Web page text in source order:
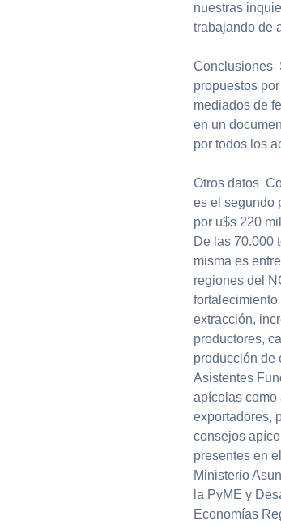
nuestras
trabajando de
Conclusiones
propuestos
mediados de
en un
por todos los
Otros datos
es el segundo
por u$s 220
De las 70.000
misma es
regiones del
extracción,
productores,
producción de
Asistentes
apícolas como
exportadores,
consejos
presentes en
Ministerio
la PyME y
Economías